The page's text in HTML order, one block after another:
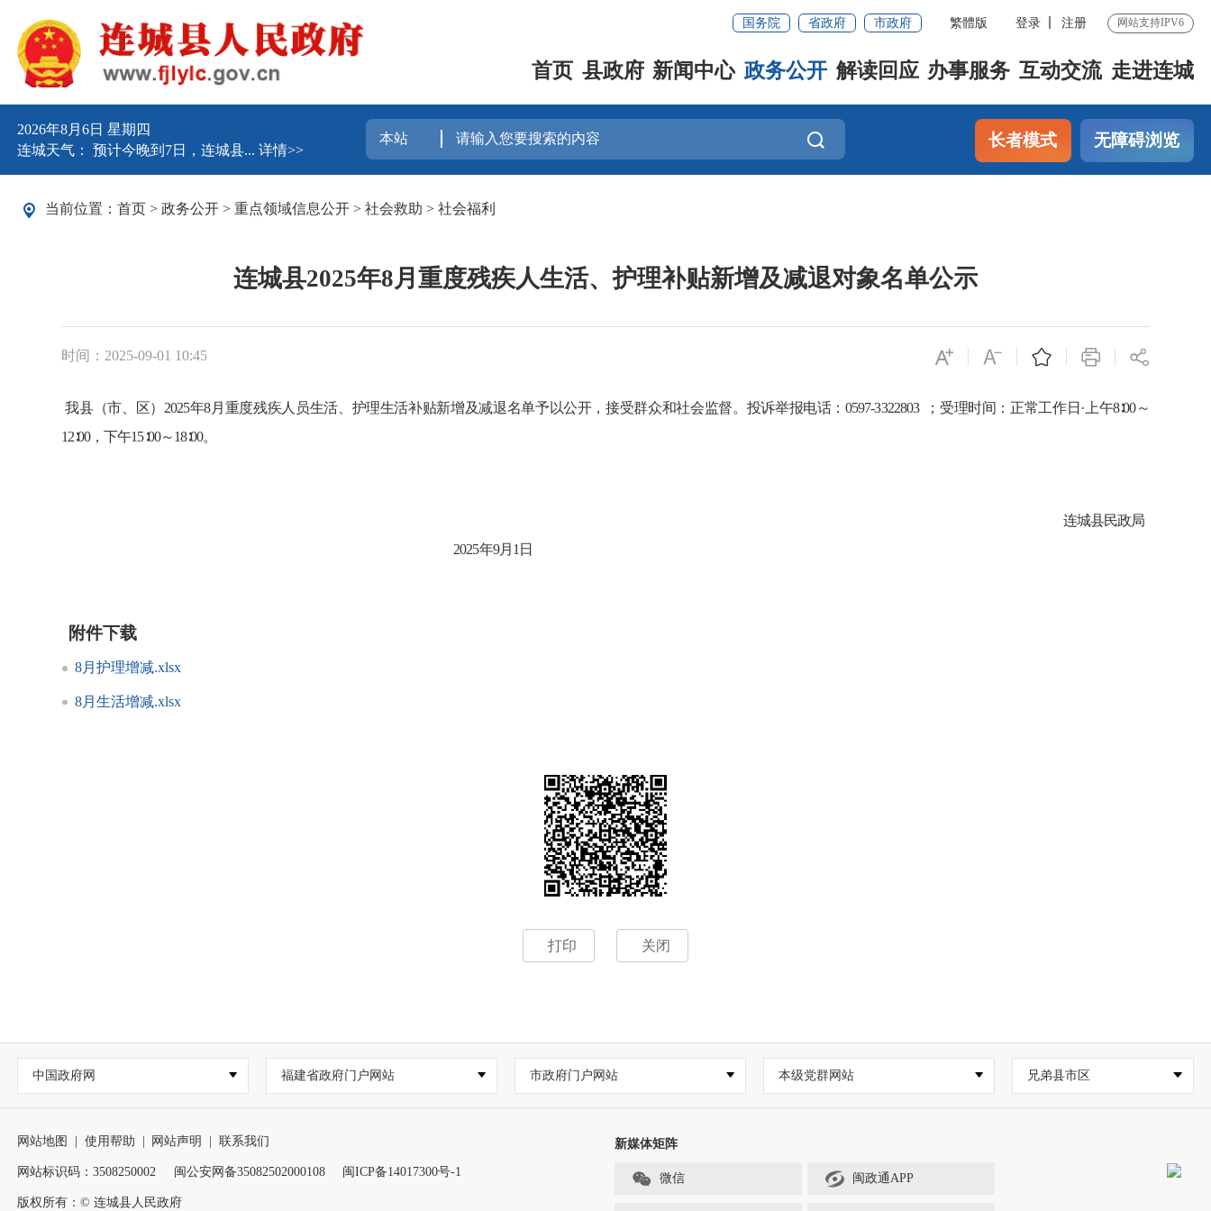
国务院 省政府 市政府 繁體版 登录 注册 网站支持IPV6
首页 县政府 新闻中心 政务公开 解读回应 办事服务 互动交流 走进连城
2026年8月6日 星期四
连城天气： 预计今晚到7日，连城县...详情>>
长者模式 无障碍浏览
当前位置： 首页 > 政务公开 > 重点领域信息公开 > 社会救助 > 社会福利
连城县2025年8月重度残疾人生活、护理补贴新增及减退对象名单公示
时间：2025-09-01 10:45
我县（市、区） 2025年8月重度残疾人员生活、护理生活补贴新增及减退名单予 以公开，接受群众和社会监督。投诉举报电话：0597-3322803 ；受理时间 ：正常工作日 · 上午8∶00～
12∶00，下午15∶00～18∶00。
连城县民政局
2025年9月1 日
附件下载
8月护理增减.xlsx
8月生活增减.xlsx
打印 关闭
中国政府网 福建省政府门户网站 市政府门户网站 本级党群网站 兄弟县市区
网站地图 | 使用帮助 | 网站声明 | 联系我们
网站标识码：3508250002 闽公安网备35082502000108 闽ICP备14017300号-1
版权所有：© 连城县人民政府
新媒体矩阵
微信 闽政通APP